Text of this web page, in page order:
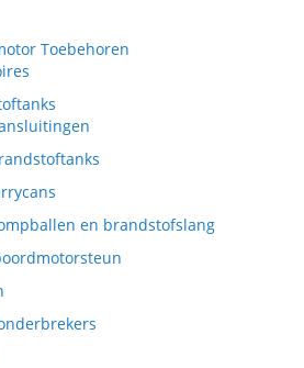
Toebehoren
en brandstofslang